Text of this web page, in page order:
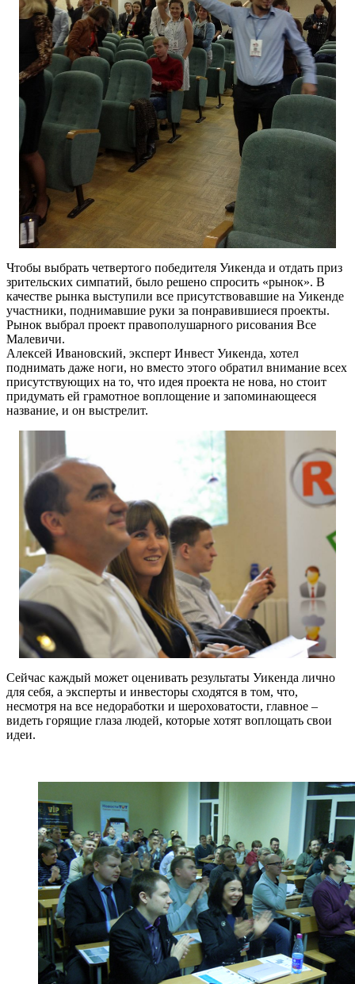
Чтобы выбрать четвертого победителя Уикенда и отдать приз
зрительских симпатий, было решено спросить «рынок». В
качестве рынка выступили все присутствовавшие на Уикенде
участники, поднимавшие руки за понравившиеся проекты.
Рынок выбрал проект правополушарного рисования Все
Малевичи.
Алексей Ивановский, эксперт Инвест Уикенда, хотел
поднимать даже ноги, но вместо этого обратил внимание всех
присутствующих на то, что идея проекта не нова, но стоит
придумать ей грамотное воплощение и запоминающееся
название, и он выстрелит.
Сейчас каждый может оценивать результаты Уикенда лично
для себя, а эксперты и инвесторы сходятся в том, что,
несмотря на все недоработки и шероховатости, главное –
видеть горящие глаза людей, которые хотят воплощать свои
идеи.